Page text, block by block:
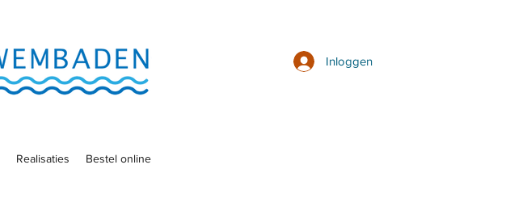
Inloggen
Realisaties Bestel online